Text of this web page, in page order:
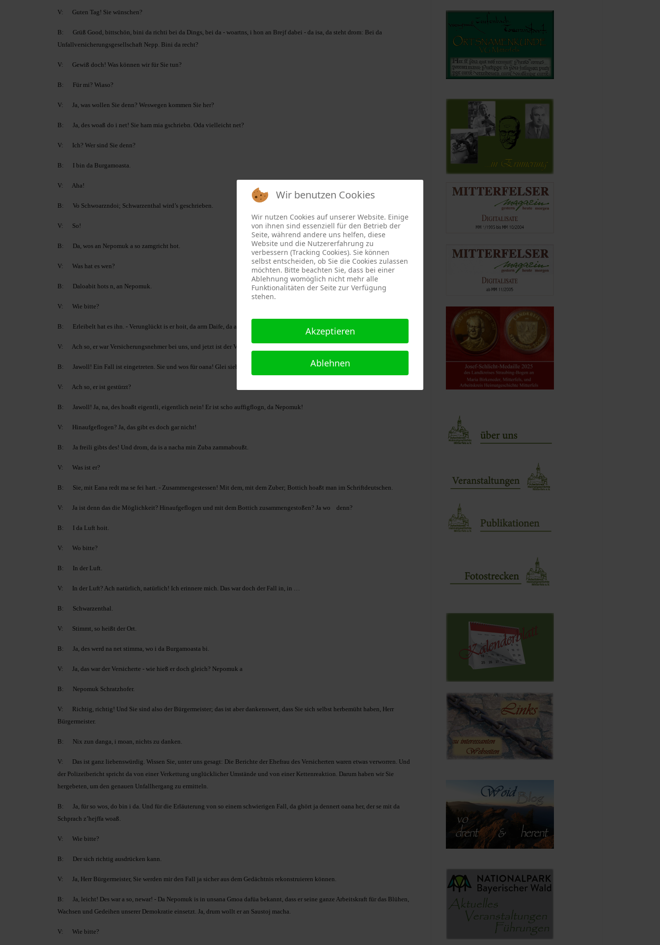
V: Guten Tag! Sie wünschen?
B: Grüß Good, bittschön, bini da richti bei da Dings, bei da - woartns, i hon an Brejf dabei - da isa, da steht drom: Bei da
Unfallversicherungsgesellschaft Nepp. Bini da recht?
V: Gewiß doch! Was können wir für Sie tun?
B: Für mi? Wiaso?
V: Ja, was wollen Sie denn? Weswegen kommen Sie her?
B: Ja, des woaß do i net! Sie ham mia gschriebn. Oda vielleicht net?
V: Ich? Wer sind Sie denn?
B: I bin da Burgamoasta.
V: Aha!
B: Vo Schwoarzndoi; Schwarzenthal wird’s geschrieben.
V: So!
B: Da, wos an Nepomuk a so zamgricht hot.
V: Was hat es wen?
B: Daloabit hots n, an Nepomuk.
V: Wie bitte?
B: Erleibelt hat es ihn. - Verunglückt is er hoit, da arm Daife, da arm!
V: Ach so, er war Versicherungsnehmer bei uns, und jetzt ist der Versicherungsfall eingetreten.
B: Jawoll! Ein Fall ist eingetreten. Sie und wos für oana! Glei sieben Meter hou oba, hoch herunter.
V: Ach so, er ist gestürzt?
B: Jawoll! Ja, na, des hoaßt eigentli, eigentlich nein! Er ist scho auffigflogn, da Nepomuk!
V: Hinaufgeflogen? Ja, das gibt es doch gar nicht!
B: Ja freili gibts des! Und drom, da is a nacha min Zuba zammaboußt.
V: Was ist er?
B: Sie, mit Eana redt ma se fei hart. - Zusammengestessen! Mit dem, mit dem Zuber; Bottich hoaßt man im Schriftdeutschen.
V: Ja ist denn das die Möglichkeit? Hinaufgeflogen und mit dem Bottich zusammengestoßen? Ja wo denn?
B: I da Luft hoit.
V: Wo bitte?
B: In der Luft.
V: In der Luft? Ach natürlich, natürlich! Ich erinnere mich. Das war doch der Fall in, in …
B: Schwarzenthal.
V: Stimmt, so heißt der Ort.
B: Ja, des werd na net stimma, wo i da Burgamoasta bi.
V: Ja, das war der Versicherte - wie hieß er doch gleich? Nepomuk a
B: Nepomuk Schratzhofer.
V: Richtig, richtig! Und Sie sind also der Bürgermeister; das ist aber dankenswert, dass Sie sich selbst herbemüht haben, Herr
Bürgermeister.
B: Nix zun danga, i moan, nichts zu danken.
V: Das ist ganz liebenswürdig. Wissen Sie, unter uns gesagt: Die Berichte der Ehefrau des Versicherten waren etwas verworren. Und
der Polizeibericht spricht da von einer Verkettung unglücklicher Umstände und von einer Kettenreaktion. Darum haben wir Sie
hergebeten, um den genauen Unfallhergang zu ermitteln.
B: Ja, für so wos, do bin i da. Und für die Erläuterung von so einem schwierigen Fall, da ghört ja dennert oana her, der se mit da
Schprach z’hejffa woaß.
V: Wie bitte?
B: Der sich richtig ausdrücken kann.
V: Ja, Herr Bürgermeister, Sie werden mir den Fall ja sicher aus dem Gedächtnis rekonstruieren können.
B: Ja, leicht! Des war a so, newar! - Da Nepomuk is in unsana Gmoa dafüa bekannt, dass er seine ganze Arbeitskraft für das Blühen,
Wachsen und Gedeihen unserer Demokratie einsetzt. Ja, drum wollt er an Saustoj macha.
V: Wie bitte?
Wir benutzen Cookies
Wir nutzen Cookies auf unserer Website. Einige
von ihnen sind essenziell für den Betrieb der
Seite, während andere uns helfen, diese
Website und die Nutzererfahrung zu
verbessern (Tracking Cookies). Sie können
selbst entscheiden, ob Sie die Cookies zulassen
möchten. Bitte beachten Sie, dass bei einer
Ablehnung womöglich nicht mehr alle
Funktionalitäten der Seite zur Verfügung
stehen.
Akzeptieren
Ablehnen